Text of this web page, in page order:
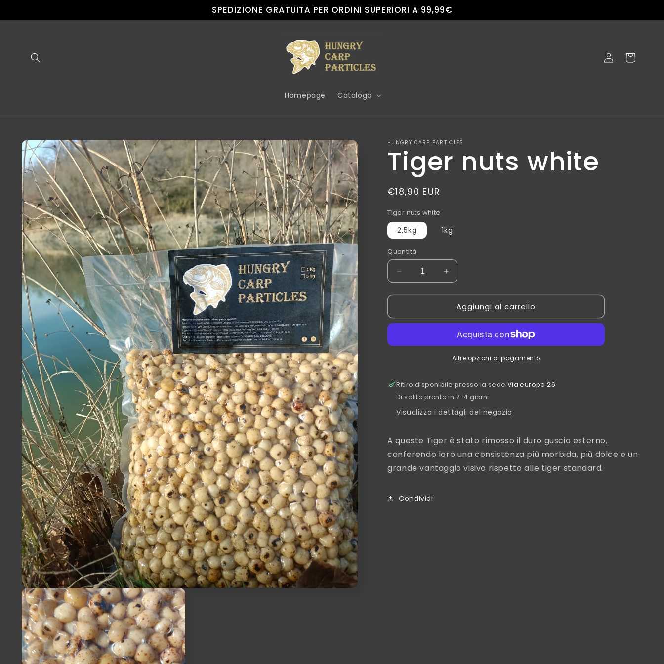
ai contenuti
SPEDIZIONE GRATUITA PER ORDINI SUPERIORI A 99,99€
Homepage Catalogo
Accedi Carrello
Passa alle
informazioni
sul
prodotto
HUNGRY CARP PARTICLES
Tiger nuts white
Prezzo
listino
€18,90 EUR
Tiger nuts white
2,5kg 1kg
Quantità
Diminuisci
quantità
per
nuts
Aumenta
quantità
per
Tiger
nuts
Aggiungi al carrello
Altre opzioni di pagamento
Ritiro disponibile presso la sede Via europa 26
Di solito pronto in 2-4 giorni
Visualizza i dettagli del negozio
A queste Tiger è stato rimosso il duro guscio esterno,
conferendo loro una consistenza più morbida, più dolce e un
grande vantaggio visivo rispetto alle tiger standard.
Condividi